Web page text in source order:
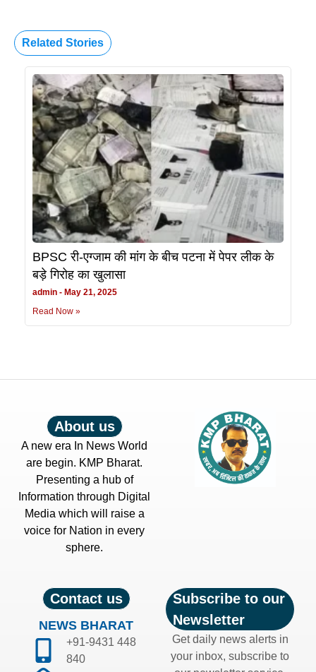
Related Stories
BPSC री-एग्जाम की मांग के बीच पटना में पेपर लीक के
बड़े गिरोह का खुलासा
admin
May 21, 2025
Read Now »
About us
A new era In News World
are begin. KMP Bharat.
Presenting a hub of
Information through Digital
Media which will raise a
voice for Nation in every
sphere.
Contact us
NEWS BHARAT
+91-9431 448
840
Subscribe to our
Newsletter
Get daily news alerts in
your inbox, subscribe to